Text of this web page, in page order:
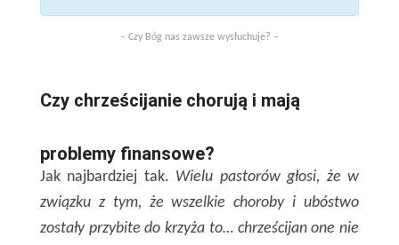
– Czy Bóg nas zawsze wysłuchuje? –
Czy chrześcijanie chorują i mają
problemy finansowe?
Jak najbardziej tak. Wielu pastorów głosi, że w
związku z tym, że wszelkie choroby i ubóstwo
zostały przybite do krzyża to… chrześcijan one nie